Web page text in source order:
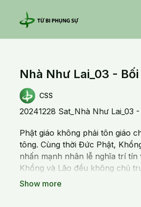
Nhà Như Lai_03 -
CSS
20241228 Sat_Nhà Như Lai_03
Phật giáo không phải tôn giáo
tông. Cùng thời Đức Phật,
nhấn mạnh nhân lễ nghĩa trí tín
Khổng và Lão đều không chủ
nguyện mà nhấn mạnh sống